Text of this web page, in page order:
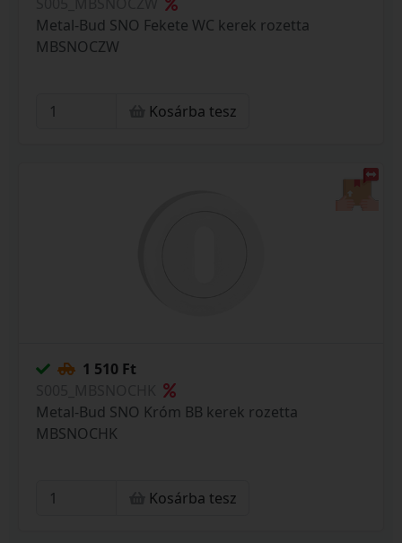
Metal-Bud SNO Fekete WC kerek rozetta
MBSNOCZW
Kosárba tesz
1 510 Ft
Metal-Bud SNO Króm BB kerek rozetta
MBSNOCHK
Kosárba tesz